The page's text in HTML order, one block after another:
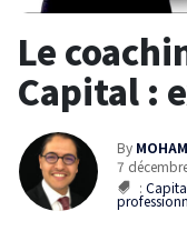
Le
Capital :
By
7
: